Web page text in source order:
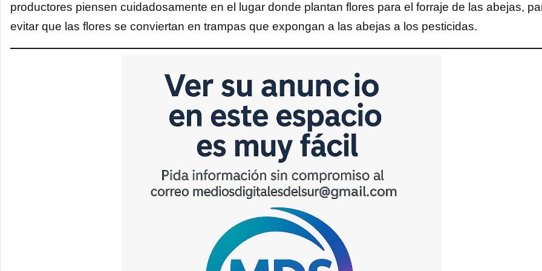
productores piensen cuidadosamente en el lugar donde plantan flores para el forraje de las abejas,
evitar que las flores se conviertan en trampas que expongan a las abejas a los pesticidas.